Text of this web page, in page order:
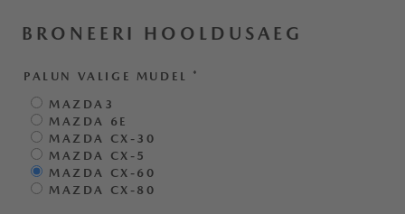
BRONEERI HOOLDUSAEG
PALUN VALIGE MUDEL *
MAZDA3
MAZDA 6E
MAZDA CX-30
MAZDA CX-5
MAZDA CX-60
MAZDA CX-80